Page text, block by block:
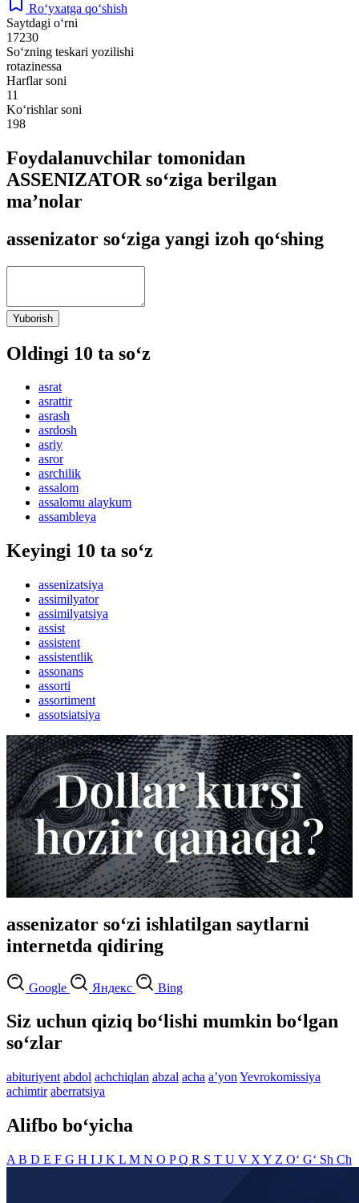
Ro‘yxatga qo‘shish
Saytdagi o‘rni
17230
So‘zning teskari yozilishi
rotazinessa
Harflar soni
11
Ko‘rishlar soni
198
Foydalanuvchilar tomonidan
ASSENIZATOR so‘ziga berilgan
ma’nolar
assenizator so‘ziga yangi izoh qo‘shing
Yuborish
Oldingi 10 ta so‘z
asrat
asrattir
asrash
asrdosh
asriy
asror
asrchilik
assalom
assalomu alaykum
assambleya
Keyingi 10 ta so‘z
assenizatsiya
assimilyator
assimilyatsiya
assist
assistent
assistentlik
assonans
assorti
assortiment
assotsiatsiya
assenizator so‘zi ishlatilgan saytlarni
internetda qidiring
Google Яндекс Bing
Siz uchun qiziq bo‘lishi mumkin bo‘lgan
so‘zlar
abituriyent abdol achchiqlan abzal acha aʼyon Yevrokomissiya
achimtir aberratsiya
Alifbo bo‘yicha
A B D E F G H I J K L M N O PQ R S T U V X Y Z O‘ G‘ Sh Ch